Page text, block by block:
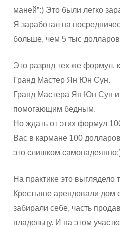
маней”:) Это были легко
Я заработал на
больше, чем 5 тыс
Это разряд тех же формул,
Гранд Мастер Ян Юн Сун.
Гранд Мастера Ян Юн Сун
помогающим бедным.
Но ждать от этих формул
Вас в кармане 100
это слишком
На практике это выглядело
Крестьяне арендовали дом
забирали себе, часть
владельцу. И на этом